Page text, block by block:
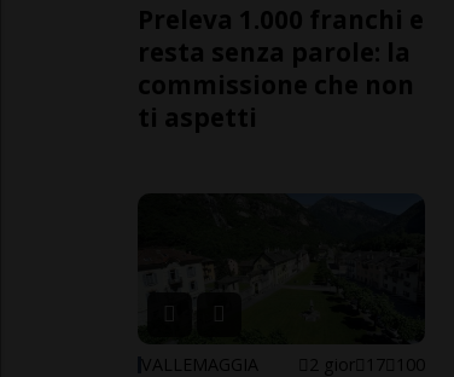
Preleva 1.000 franchi e
resta senza parole: la
commissione che non
ti aspetti
VALLEMAGGIA 2 gior 17 100